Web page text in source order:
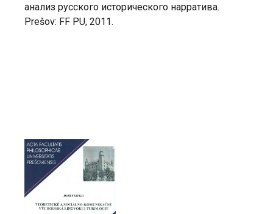
анализ русского исторического нарратива.
Prešov: FF PU, 2011.